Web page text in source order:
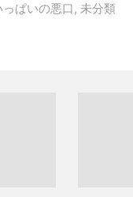
ぱいの悪口 , 未分類